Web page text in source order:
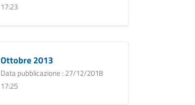
17:23
Ottobre 2013
Data pubblicazione : 27/12/2018
17:25